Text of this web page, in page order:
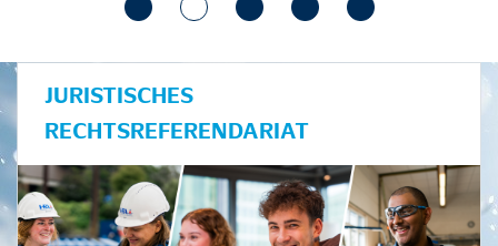
JURISTISCHES
RECHTSREFERENDARIAT